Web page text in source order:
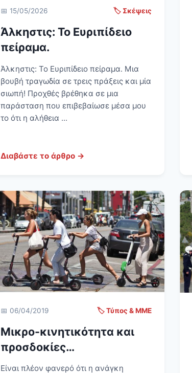
📅 15/05/2026 🏷️ Σκέψεις
Άλκηστις: Το Ευριπίδειο
πείραμα.
Άλκηστις: Το Ευριπίδειο πείραμα. Μια
βουβή τραγωδία σε τρεις πράξεις και μία
σιωπή! Προχθές βρέθηκα σε μια
παράσταση που επιβεβαίωσε μέσα μου
το ότι η αλήθεια ...
Διαβάστε το άρθρο →
📅 06/04/2019 🏷️ Τύπος & ΜΜΕ
Μικρο-κινητικότητα και
προσδοκίες…
Είναι πλέον φανερό ότι η ανάγκη